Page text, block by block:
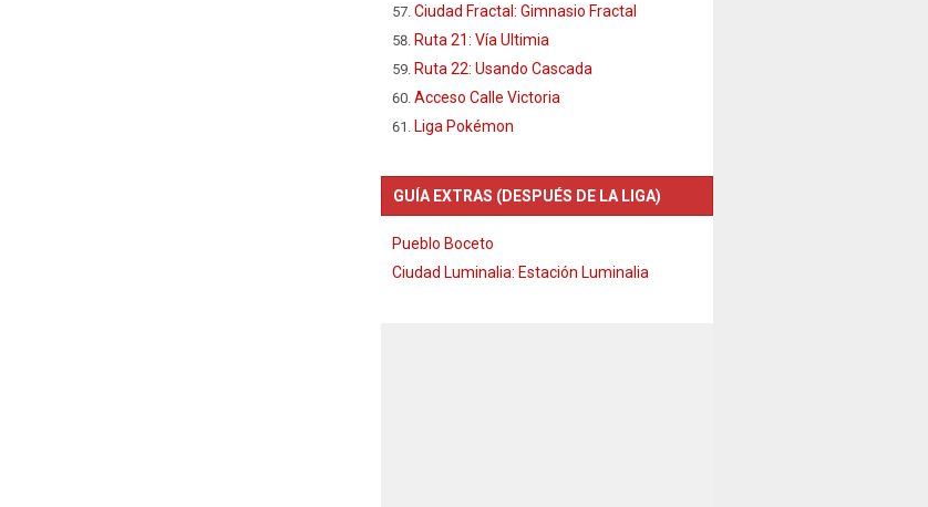
Ciudad Fractal: Gimnasio Fractal
Ruta 21: Vía Ultimia
Ruta 22: Usando Cascada
Acceso Calle Victoria
Liga Pokémon
GUÍA EXTRAS (DESPUÉS DE LA LIGA)
Pueblo Boceto
Ciudad Luminalia: Estación Luminalia